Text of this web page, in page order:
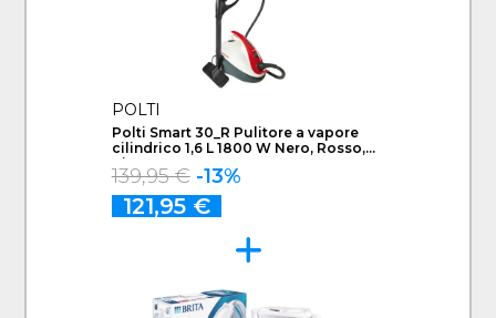
POLTI
Polti Smart 30_R Pulitore a vapore
cilindrico 1,6 L 1800 W Nero, Rosso,
Bianco
139,95 € -13%
121,95 €